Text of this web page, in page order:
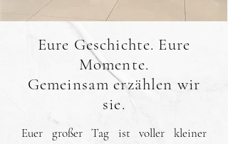
Eure Geschichte. Eure
Momente.
Gemeinsam erzählen wir
sie.
Euer großer Tag ist voller kleiner